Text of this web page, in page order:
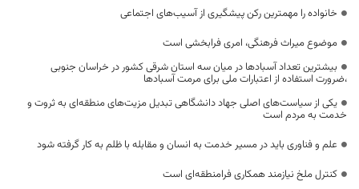
خانواده را مهمترین رکن پیشگیری از آسیب‌های اجتماعی
موضوع میراث فرهنگی، امری فرابخشی است
بیشترین تعداد آسبادها در میان سه استان شرقی کشور در خراسان جنوبی
،ضرورت استفاده از اعتبارات ملی برای مرمت آسبادها
یکی از سیاست‌های اصلی جهاد دانشگاهی تبدیل مزیت‌های منطقه‌ای به ثروت و
خدمت به مردم است
علم و فناوری باید در مسیر خدمت به انسان و مقابله با ظلم به کار گرفته شود
کنترل ملخ نیازمند همکاری فرامنطقه‌ای است